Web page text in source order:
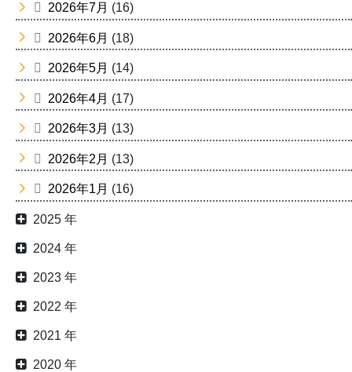
2026年7月 (16)
2026年6月 (18)
2026年5月 (14)
2026年4月 (17)
2026年3月 (13)
2026年2月 (13)
2026年1月 (16)
2025 年
2024 年
2023 年
2022 年
2021 年
2020 年